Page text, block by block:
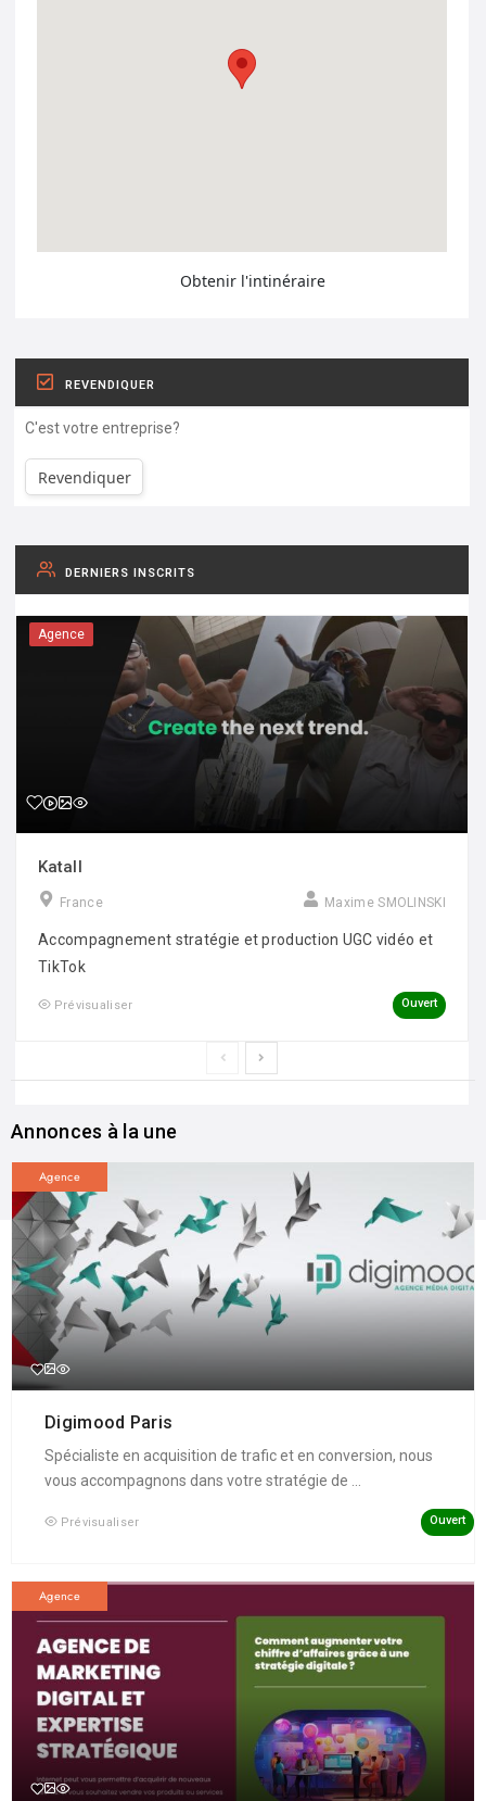
Obtenir l'intinéraire
REVENDIQUER
C'est votre entreprise?
Revendiquer
DERNIERS INSCRITS
Agence
Katall
France Maxime SMOLINSKI
Accompagnement stratégie et production UGC vidéo et
TikTok
Prévisualiser Ouvert
Annonces à la une
Agence
Digimood Paris
Spécialiste en acquisition de trafic et en conversion, nous
vous accompagnons dans votre stratégie de ...
Prévisualiser Ouvert
Agence